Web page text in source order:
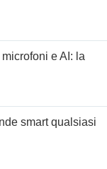
e AI: la
smart qualsiasi